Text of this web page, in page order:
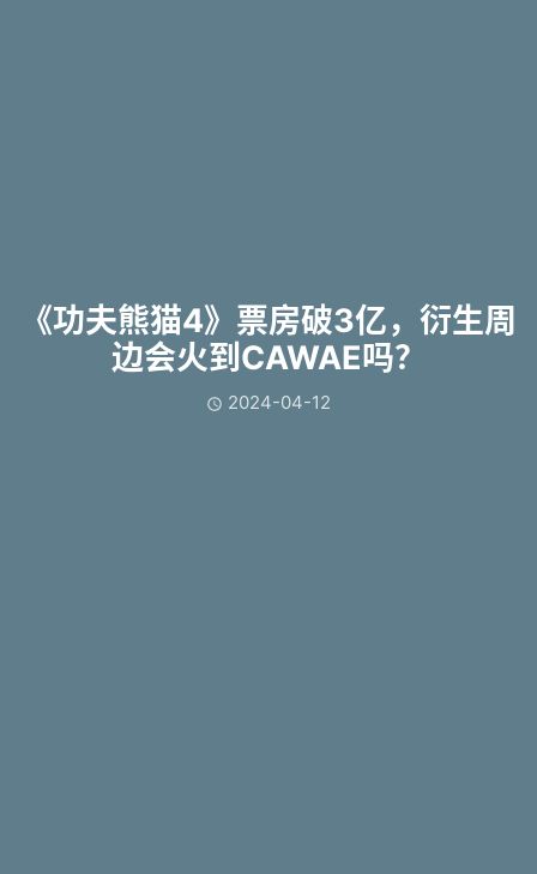
《功夫熊猫4》票房破3亿，衍生周
边会火到CAWAE吗？
 2024-04-12